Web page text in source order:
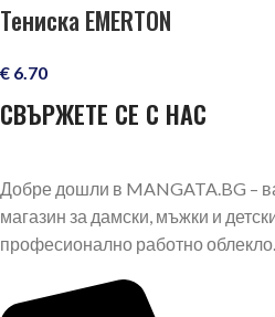
Тениска EMERTON
€ 6.70
СВЪРЖЕТЕ СЕ С НАС
Добре дошли в MANGATA.BG –
магазин за дамски, мъжки и
професионално работно облекло.